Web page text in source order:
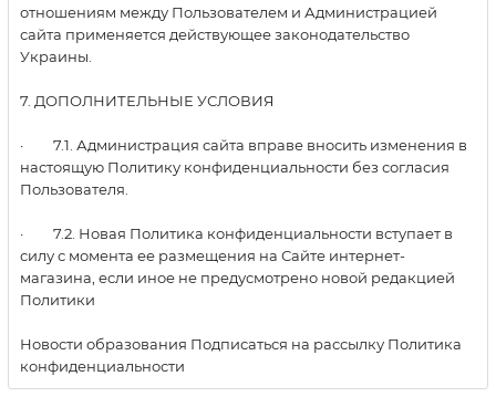
отношениям между Пользователем и Администрацией
сайта применяется действующее законодательство
Украины.
7. ДОПОЛНИТЕЛЬНЫЕ УСЛОВИЯ
· 7.1. Администрация сайта вправе вносить изменения в
настоящую Политику конфиденциальности без согласия
Пользователя.
· 7.2. Новая Политика конфиденциальности вступает в
силу с момента ее размещения на Сайте интернет-
магазина, если иное не предусмотрено новой редакцией
Политики
Новости образования Подписаться на рассылку Политика
конфиденциальности